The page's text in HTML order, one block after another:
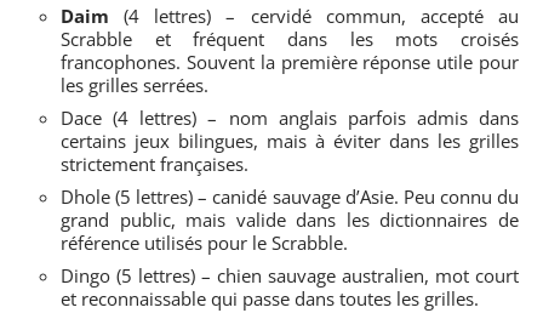
Daim (4 lettres) – cervidé commun, accepté au
Scrabble et fréquent dans les mots croisés
francophones. Souvent la première réponse utile pour
les grilles serrées.
Dace (4 lettres) – nom anglais parfois admis dans
certains jeux bilingues, mais à éviter dans les grilles
strictement françaises.
Dhole (5 lettres) – canidé sauvage d’Asie. Peu connu du
grand public, mais valide dans les dictionnaires de
référence utilisés pour le Scrabble.
Dingo (5 lettres) – chien sauvage australien, mot court
et reconnaissable qui passe dans toutes les grilles.